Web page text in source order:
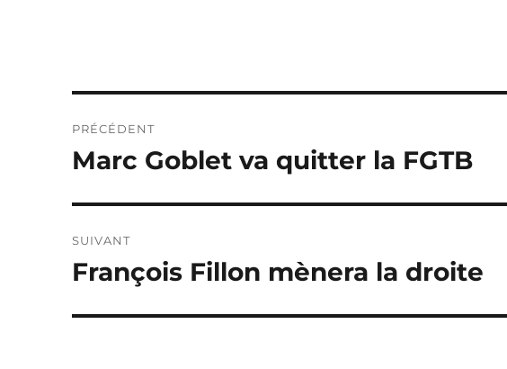
de
PRÉCÉDENT
Publication
Marc Goblet va quitter la FGTB
SUIVANT
Publication
suivante :
François Fillon mènera la droite